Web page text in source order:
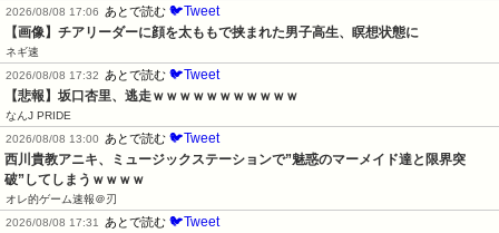
2026/08/08 17:06
あとで読む 🐦Tweet
【画像】チアリーダーに顔を太ももで挟まれた男子高生、瞑想状態に
ネギ速
2026/08/08 17:32
あとで読む 🐦Tweet
【悲報】坂口杏里、逃走ｗｗｗｗｗｗｗｗｗｗｗ
なんJ PRIDE
2026/08/08 13:00
あとで読む 🐦Tweet
西川貴教アニキ、ミュージックステーションで”魅惑のマーメイド達と限界突
破”してしまうｗｗｗｗ
オレ的ゲーム速報＠刃
2026/08/08 17:31
あとで読む 🐦Tweet